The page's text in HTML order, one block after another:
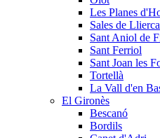
Les Planes
Sales de Llierca
Sant Aniol de
Sant Ferriol
Sant Joan les
Tortellà
La Vall d'en
El Gironès
Bescanó
Bordils